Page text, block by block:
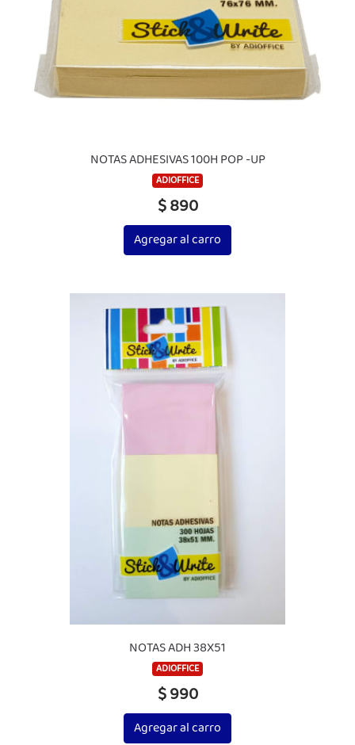
NOTAS ADHESIVAS 100H POP -UP
ADIOFFICE
$ 890
Agregar al carro
NOTAS ADH 38X51
ADIOFFICE
$ 990
Agregar al carro